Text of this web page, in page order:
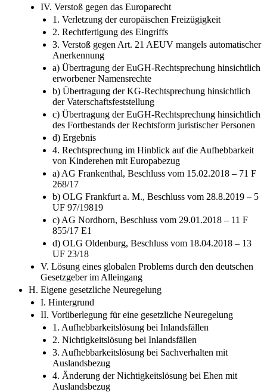
IV. Verstoß gegen das Europarecht
1. Verletzung der europäischen Freizügigkeit
2. Rechtfertigung des Eingriffs
3. Verstoß gegen Art. 21 AEUV mangels automatischer
Anerkennung
a) Übertragung der EuGH-Rechtsprechung hinsichtlich
erworbener Namensrechte
b) Übertragung der KG-Rechtsprechung hinsichtlich
der Vaterschaftsfeststellung
c) Übertragung der EuGH-Rechtsprechung hinsichtlich
des Fortbestands der Rechtsform juristischer Personen
d) Ergebnis
4. Rechtsprechung im Hinblick auf die Aufhebbarkeit
von Kinderehen mit Europabezug
a) AG Frankenthal, Beschluss vom 15.02.2018 – 71 F
268/17
b) OLG Frankfurt a. M., Beschluss vom 28.8.2019 – 5
UF 97/19819
c) AG Nordhorn, Beschluss vom 29.01.2018 – 11 F
855/17 E1
d) OLG Oldenburg, Beschluss vom 18.04.2018 – 13
UF 23/18
V. Lösung eines globalen Problems durch den deutschen
Gesetzgeber im Alleingang
H. Eigene gesetzliche Neuregelung
I. Hintergrund
II. Vorüberlegung für eine gesetzliche Neuregelung
1. Aufhebbarkeitslösung bei Inlandsfällen
2. Nichtigkeitslösung bei Inlandsfällen
3. Aufhebbarkeitslösung bei Sachverhalten mit
Auslandsbezug
4. Änderung der Nichtigkeitslösung bei Ehen mit
Auslandsbezug